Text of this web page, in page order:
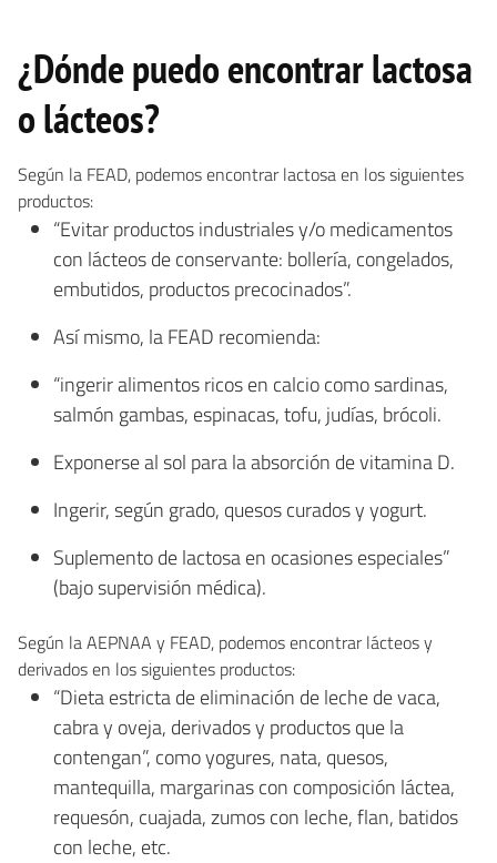
¿Dónde puedo encontrar lactosa
o lácteos?
Según la FEAD, podemos encontrar lactosa en los siguientes
productos:
“Evitar productos industriales y/o medicamentos
con lácteos de conservante: bollería, congelados,
embutidos, productos precocinados”.
Así mismo, la FEAD recomienda:
“ingerir alimentos ricos en calcio como sardinas,
salmón gambas, espinacas, tofu, judías, brócoli.
Exponerse al sol para la absorción de vitamina D.
Ingerir, según grado, quesos curados y yogurt.
Suplemento de lactosa en ocasiones especiales”
(bajo supervisión médica).
Según la AEPNAA y FEAD, podemos encontrar lácteos y
derivados en los siguientes productos:
“Dieta estricta de eliminación de leche de vaca,
cabra y oveja, derivados y productos que la
contengan”, como yogures, nata, quesos,
mantequilla, margarinas con composición láctea,
requesón, cuajada, zumos con leche, flan, batidos
con leche, etc.